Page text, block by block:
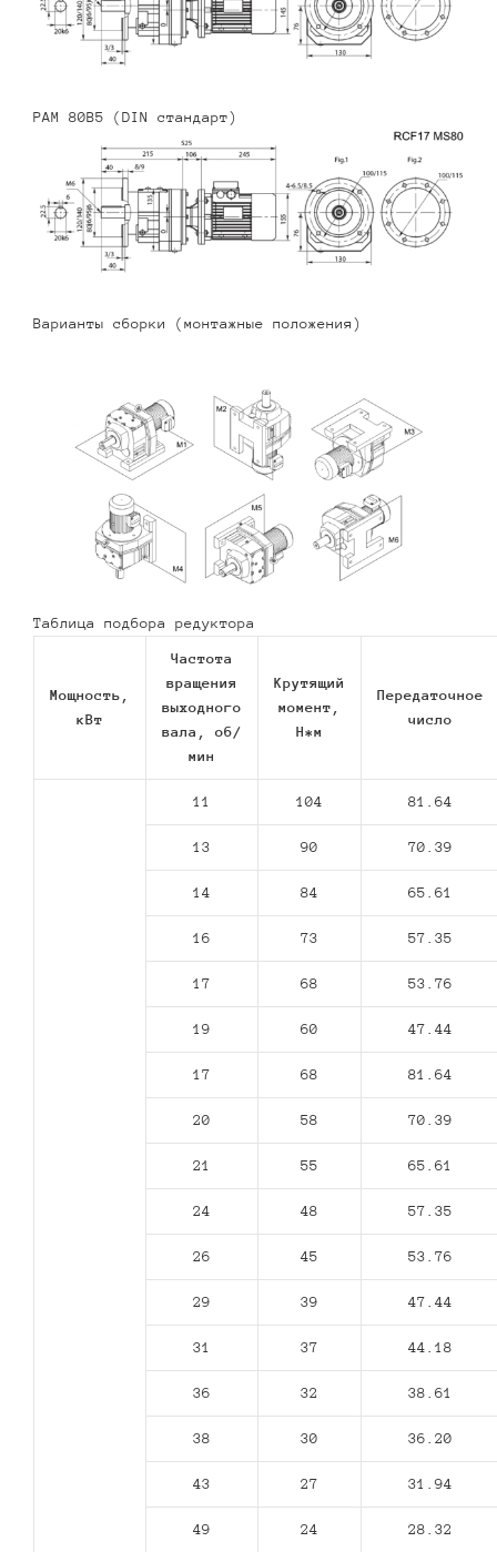
PAM 80B5 (DIN стандарт)
Варианты сборки (монтажные положения)
Таблица подбора редуктора
Мощность,
кВт
Частота
вращения
выходного
вала, об/
мин
Крутящий
момент,
Н*м
Передаточное
число
11 104 81.64
13 90 70.39
14 84 65.61
16 73 57.35
17 68 53.76
19 60 47.44
17 68 81.64
20 58 70.39
21 55 65.61
24 48 57.35
26 45 53.76
29 39 47.44
31 37 44.18
36 32 38.61
38 30 36.20
43 27 31.94
49 24 28.32